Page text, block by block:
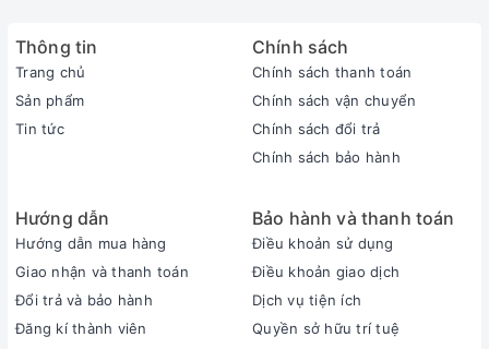
Thông tin
Trang chủ
Sản phẩm
Tin tức
Chính sách
Chính sách thanh toán
Chính sách vận chuyển
Chính sách đổi trả
Chính sách bảo hành
Hướng dẫn
Hướng dẫn mua hàng
Giao nhận và thanh toán
Đổi trả và bảo hành
Đăng kí thành viên
Bảo hành và thanh toán
Điều khoản sử dụng
Điều khoản giao dịch
Dịch vụ tiện ích
Quyền sở hữu trí tuệ